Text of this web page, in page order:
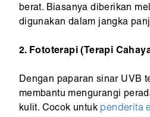
berat. Biasanya diberikan
digunakan dalam jangka
2. Fototerapi (Terapi
Dengan paparan sinar UVB
membantu mengurangi
kulit. Cocok untuk penderita